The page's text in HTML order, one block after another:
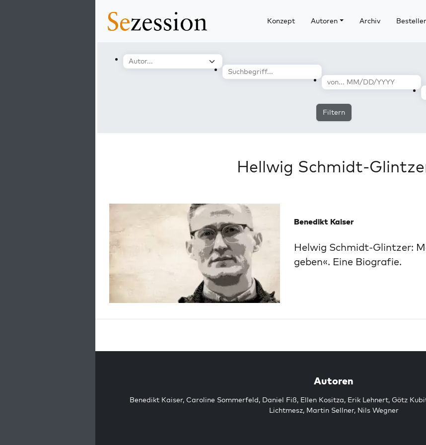
Konzept Autoren Archiv
Filtern
Hellwig Schmidt-
Benedikt Kaiser
Helwig Schmidt-Glintzer:
geben«. Eine Biografie.
Autoren
Benedikt Kaiser, Caroline Sommerfeld, Daniel Fiß, Ellen Kositza, Erik Lehnert, Götz
Lichtmesz, Martin Sellner, Nils Wegner